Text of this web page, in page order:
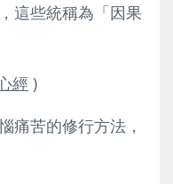
這些統稱為「因果
經 )
痛苦的修行方法，